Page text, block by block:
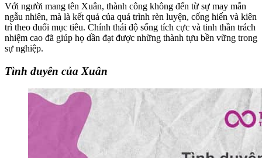
Với người mang tên Xuân, thành công không đến từ sự may mắn
ngẫu nhiên, mà là kết quả của quá trình rèn luyện, cống hiến và kiên
trì theo đuổi mục tiêu. Chính thái độ sống tích cực và tinh thần trách
nhiệm cao đã giúp họ dần đạt được những thành tựu bền vững trong
sự nghiệp.
Tình duyên của Xuân